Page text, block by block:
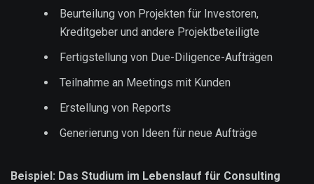
Beurteilung von Projekten für Investoren,
Kreditgeber und andere Projektbeteiligte
Fertigstellung von Due-Diligence-Aufträgen
Teilnahme an Meetings mit Kunden
Erstellung von Reports
Generierung von Ideen für neue Aufträge
Beispiel: Das Studium im Lebenslauf für Consulting